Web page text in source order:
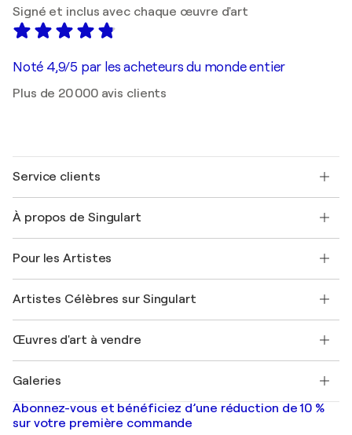
Signé et inclus avec chaque œuvre d'art
Noté 4,9/5 par les acheteurs du monde entier
Plus de 20 000 avis clients
Service clients
Expédition
Offrir une carte cadeau
Rejoignez notre programme commercial
Mon compte
+33 1 76 44 06 42
À propos de Singulart
FAQ
Magazine Singulart
Emplois
Découvrez une sélection d'art original
Pour les Artistes
Se connecter en tant qu'Artiste
Artistes Célèbres sur Singulart
Marc Chagall
Banksy
Mr. Brainwash
Shepard Fairey
Œuvres d'art à vendre
Tableaux abstraits à vendre
Peintures de paysage
Estampes
Galeries
Galeries d'art en France
Galeries d'art en Belgique
Abonnez-vous et bénéficiez d’une réduction de 10 %
sur votre première commande